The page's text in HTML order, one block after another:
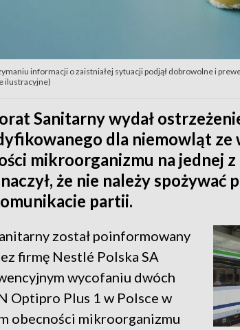
informacji o zaistniałej sytuacji podjął dobrowolne i
ilustracyjne)
Sanitarny wydał
dla niemowląt ze
mikroorganizmu na jednej
że nie należy
partii.
został poinformowany
firmę Nestlé Polska SA
wycofaniu dwóch
Optipro Plus 1 w Polsce w
obecności mikroorganizmu